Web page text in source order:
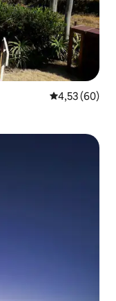
4,53 (60)